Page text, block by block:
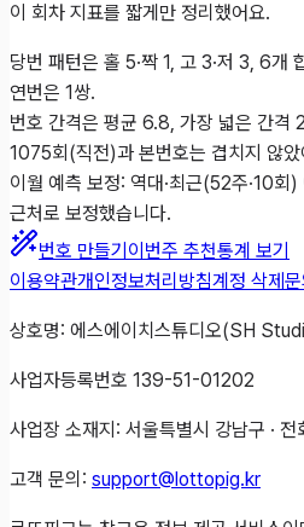
이 회차 지표를 짧게만 정리했어요.
당번 패턴은 홀 5·짝 1, 고 3·저 3, 6개
연번은 1쌍.
번호 간격은 평균 6.8, 가장 넓은 간격
1075회(직전)과 본번호는 겹치지 않았
이월 예측 보정: 역대·최근(52주·10회
근처로 보정했습니다.
번호 만들기 이번주 추천통계 보기
이용약관개인정보처리방침계정 삭제 문
상호명: 에스에이치스튜디오(SH
사업자등록번호 139-51-01202
사업장 소재지: 서울특별시 강남구 ·
고객 문의: support@lottopig.kr